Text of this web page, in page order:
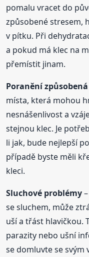
pomalu vracet do
způsobené stresem,
v pítku. Při
a pokud má klec na
přemístit jinam.
Poranění
místa, která mohou
nesnášenlivost a
stejnou klec. Je
li jak, bude nejlepší
případě byste měli
kleci.
Sluchové problémy
se sluchem, může
uší a třást hlavičkou.
parazity nebo ušní
se domluvte se svým